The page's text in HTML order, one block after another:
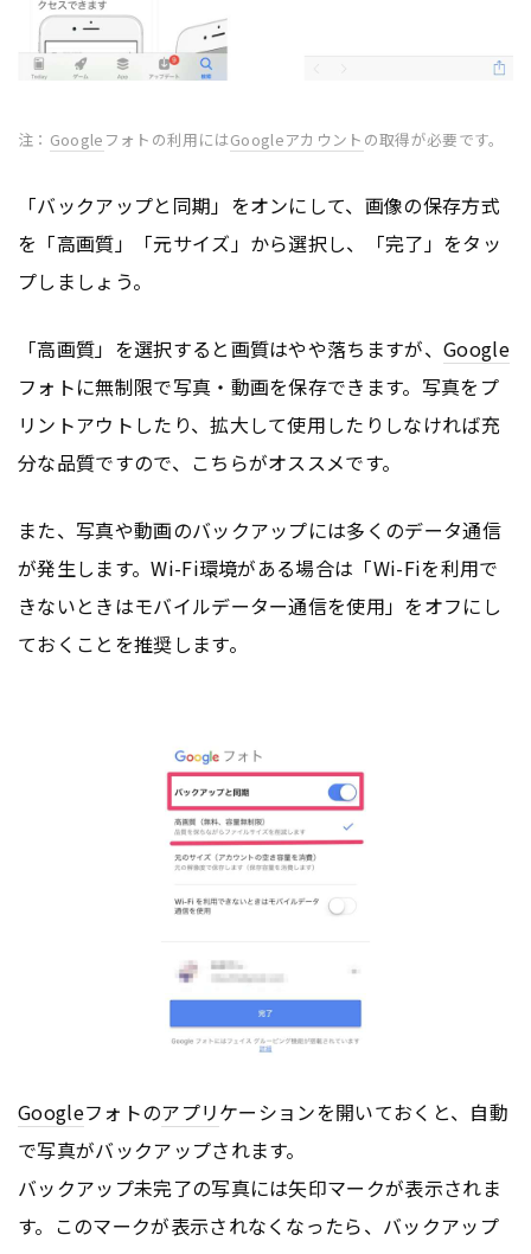
注： Google フォトの利用にはGoogleアカウント の取得が必要です。
「バックアップと同期」をオンにして、画像の保存方式
を「高画質」「元サイズ」から選択し、「完了」をタッ
プしましょう。
「高画質」を選択すると画質はやや落ちますが、Google
フォトに無制限で写真・動画を保存できます。写真をプ
リントアウトしたり、拡大して使用したりしなければ充
分な品質ですので、こちらがオススメです。
また、写真や動画のバックアップには多くのデータ通信
が発生します。Wi-Fi環境がある場合は「Wi-Fiを利用で
きないときはモバイルデーター通信を使用」をオフにし
ておくことを推奨します。
Googleフォトのアプリケーションを開いておくと、自動
で写真がバックアップされます。
バックアップ未完了の写真には矢印マークが表示されま
す。このマークが表示されなくなったら、バックアップ